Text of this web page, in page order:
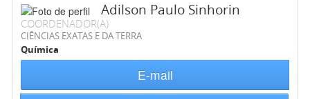
Adilson Paulo Sinhorin
COORDENADOR(A)
CIÊNCIAS EXATAS E DA TERRA
Química
E-mail